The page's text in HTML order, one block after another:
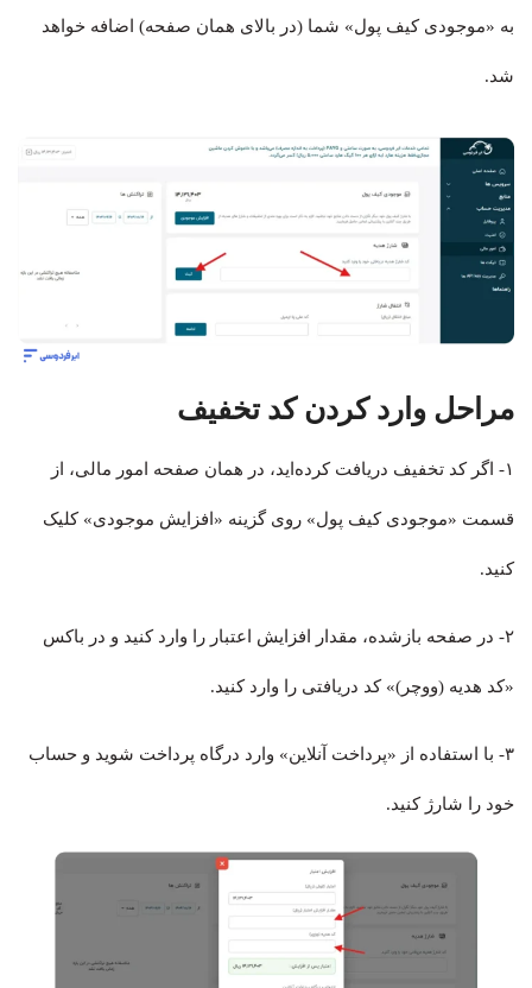
به «موجودی کیف پول» شما (در بالای همان صفحه) اضافه خواهد
شد.
مراحل وارد کردن کد تخفیف
۱- اگر کد تخفیف دریافت کرده‌اید، در همان صفحه امور مالی، از
قسمت «موجودی کیف پول» روی گزینه «افزایش موجودی» کلیک
کنید.
۲- در صفحه بازشده، مقدار افزایش اعتبار را وارد کنید و در باکس
«کد هدیه (ووچر)» کد دریافتی را وارد کنید.
۳- با استفاده از «پرداخت آنلاین» وارد درگاه پرداخت شوید و حساب
خود را شارژ کنید.